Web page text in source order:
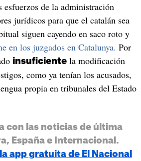
esfuerzos de la administración
jurídicos para que el catalán sea
siguen cayendo en saco roto y
en los juzgados en Catalunya. Por
insuficientela modificación
como ya tenían los acusados,
propia en tribunales del Estado
con las noticias de última
España e Internacional.
app gratuita de El Nacional